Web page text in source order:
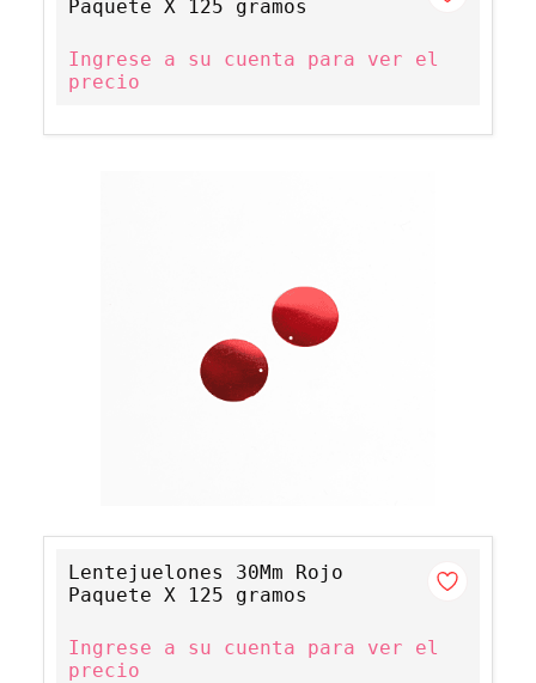
Paquete X 125 gramos
Ingrese a su cuenta para ver el
precio
Lentejuelones 30Mm Rojo
Paquete X 125 gramos
Ingrese a su cuenta para ver el
precio